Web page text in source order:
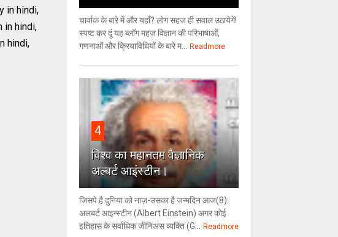
in hindi,
in hindi,
hindi,
चार्वाक के बारे में और यहाँ? लोग सहज ही सवाल उठायेगें!
स्पष्ट कर दूं यह ब्लॉग महज विज्ञान की परिभाषाओं,
गणनाओं और क्रियाविधियों के बारे म...
Readmore
4
विश्‍व का महानतम वैज्ञानिक
अल्बर्ट आइंस्टीन।
जिसपे है दुनिया को नाज़-उसका है जन्मदिन आज(8):
अलबर्ट आइन्स्टीन (Albert Einstein) अगर कोई
इतिहास के सर्वाधिक जीनिअस व्यक्ति (G...
Readmore